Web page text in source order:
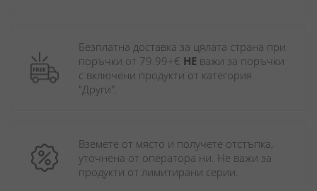
Безплатна доставка за цялата страна при
поръчки от 79.99+€ НЕ важи за поръчки
с включени продукти от категория
"Други".
Вземете от място и получете отстъпка,
уточнена от оператора ни. Не важи за
продукти от лимитирани серии.